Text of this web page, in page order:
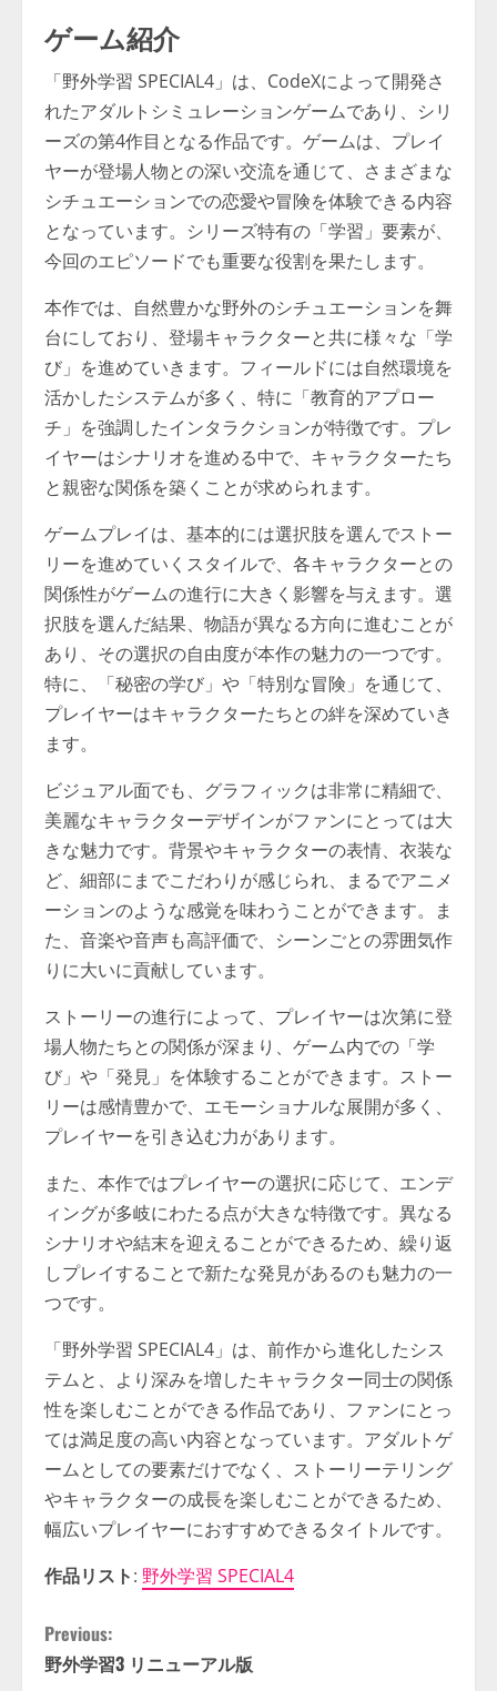
ゲーム紹介
「野外学習 SPECIAL4」は、CodeXによって開発さ
れたアダルトシミュレーションゲームであり、シリ
ーズの第4作目となる作品です。ゲームは、プレイ
ヤーが登場人物との深い交流を通じて、さまざまな
シチュエーションでの恋愛や冒険を体験できる内容
となっています。シリーズ特有の「学習」要素が、
今回のエピソードでも重要な役割を果たします。
本作では、自然豊かな野外のシチュエーションを舞
台にしており、登場キャラクターと共に様々な「学
び」を進めていきます。フィールドには自然環境を
活かしたシステムが多く、特に「教育的アプロー
チ」を強調したインタラクションが特徴です。プレ
イヤーはシナリオを進める中で、キャラクターたち
と親密な関係を築くことが求められます。
ゲームプレイは、基本的には選択肢を選んでストー
リーを進めていくスタイルで、各キャラクターとの
関係性がゲームの進行に大きく影響を与えます。選
択肢を選んだ結果、物語が異なる方向に進むことが
あり、その選択の自由度が本作の魅力の一つです。
特に、「秘密の学び」や「特別な冒険」を通じて、
プレイヤーはキャラクターたちとの絆を深めていき
ます。
ビジュアル面でも、グラフィックは非常に精細で、
美麗なキャラクターデザインがファンにとっては大
きな魅力です。背景やキャラクターの表情、衣装な
ど、細部にまでこだわりが感じられ、まるでアニメ
ーションのような感覚を味わうことができます。ま
た、音楽や音声も高評価で、シーンごとの雰囲気作
りに大いに貢献しています。
ストーリーの進行によって、プレイヤーは次第に登
場人物たちとの関係が深まり、ゲーム内での「学
び」や「発見」を体験することができます。ストー
リーは感情豊かで、エモーショナルな展開が多く、
プレイヤーを引き込む力があります。
また、本作ではプレイヤーの選択に応じて、エンデ
ィングが多岐にわたる点が大きな特徴です。異なる
シナリオや結末を迎えることができるため、繰り返
しプレイすることで新たな発見があるのも魅力の一
つです。
「野外学習 SPECIAL4」は、前作から進化したシス
テムと、より深みを増したキャラクター同士の関係
性を楽しむことができる作品であり、ファンにとっ
ては満足度の高い内容となっています。アダルトゲ
ームとしての要素だけでなく、ストーリーテリング
やキャラクターの成長を楽しむことができるため、
幅広いプレイヤーにおすすめできるタイトルです。
作品リスト: 野外学習 SPECIAL4
C
Previous:
野外学習3 リニューアル版